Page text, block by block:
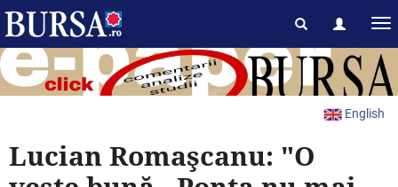
English
Lucian Romaşcanu: "O